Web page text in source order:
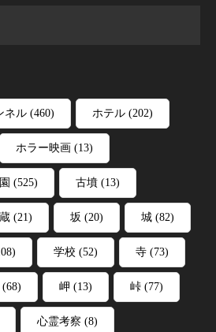
ネル (460) ホテル (202)
ホラー映画 (13)
(525) 古墳 (13)
(21) 坂 (20) 城 (82)
学校 (52) 寺 (73)
(68) 岬 (13) 峠 (77)
心霊考察 (8)